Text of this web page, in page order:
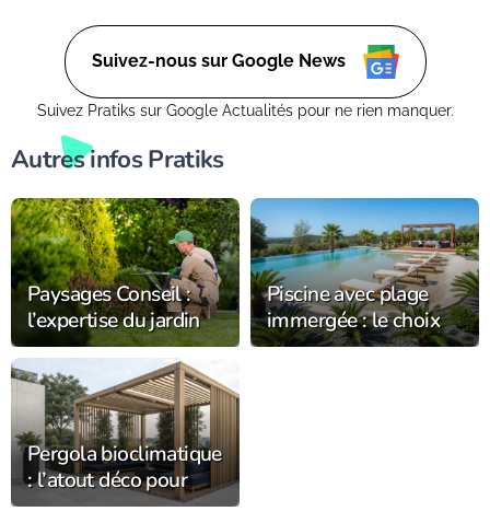
tous les jours. (Retrouvez moi aussi sur Ctendance.fr)
Suivez-nous sur Google News
Suivez Pratiks sur Google Actualités pour ne rien manquer.
Autres infos Pratiks
Paysages Conseil :
l’expertise du jardin
s’installe
durablement dans
l’Orne
Piscine avec plage
immergée : le choix
tendance chez
Pergola bioclimatique
: l’atout déco pour
sublimer la